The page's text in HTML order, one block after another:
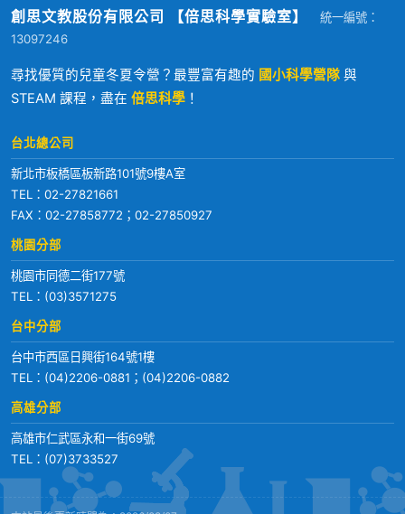
創思文教股份有限公司 【倍思科學實驗室】
統一編號：
13097246
尋找優質的兒童冬夏令營？最豐富有趣的 國小科學營隊 與
STEAM 課程，盡在 倍思科學 ！
台北總公司
新北市板橋區板新路101號9樓A室
TEL： 02-27821661
FAX：02-27858772；02-27850927
桃園分部
桃園市同德二街177號
TEL： (03)3571275
台中分部
台中市西區日興街164號1樓
TEL： (04)2206-0881 ； (04)2206-0882
高雄分部
高雄市仁武區永和一街69號
TEL： (07)3733527